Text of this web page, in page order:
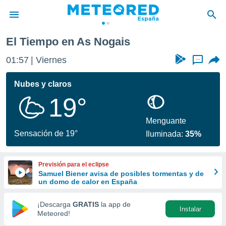
de
por
se
calidad.
a este
las
y
forma
digital
basada
El Tiempo en As Nogais
01:57 Viernes ...
Nubes y claros
19°
Sensación de 19°
Menguante
Iluminada:35%
Previsión para el eclipse
Samuel Biener avisa de posibles tormentas y de
un domo de calor en España
¡Descarga GRATIS la app de
Meteored!
Instalar